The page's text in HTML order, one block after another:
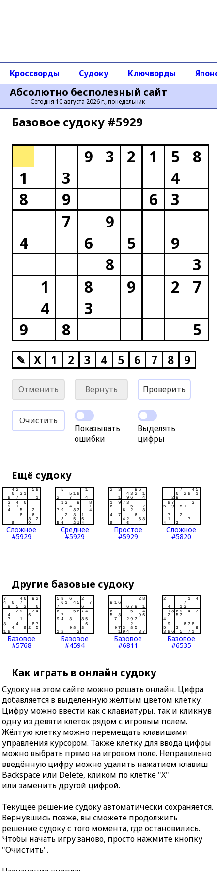
Абсолютно бесполезный сайт
Сегодня 10 августа 2026 г., понедельник
Кроссворды Судоку Ключворды
Базовое cудоку #5929
9 3 2 1 5
8
1
3
4
8
9 6
3
7
9
4
6 5
9
8
3
1
8 9 2
7
4
3
9
8 5
✎ X 1 2 3 4 5 6 7 8 9
Отменить Вернуть Проверить
Очистить
Показывать
ошибки
Выделять
цифры
Ещё судоку
Сложное
#5929
Среднее
#5929
Простое
#5929
Сложное
#5820
Другие базовые судоку
Базовое
#5768
Базовое
#4594
Базовое
#6811
Базовое
#6535
Как играть в онлайн судоку
Судоку на этом сайте можно решать онлайн. Цифра
добавляется в выделенную жёлтым цветом клетку.
Цифру можно ввести как с клавиатуры, так и кликнув
одну из девяти клеток рядом с игровым полем.
Жёлтую клетку можно перемещать клавишами
управления курсором. Также клетку для ввода цифры
можно выбрать прямо на игровом поле. Неправильно
введённую цифру можно удалить нажатием клавиш
Backspace или Delete, кликом по клетке "X"
или заменить другой цифрой.
Текущее решение судоку автоматически сохраняется.
Вернувшись позже, вы сможете продолжить
решение судоку с того момента, где остановились.
Чтобы начать игру заново, просто нажмите кнопку
"Очистить".